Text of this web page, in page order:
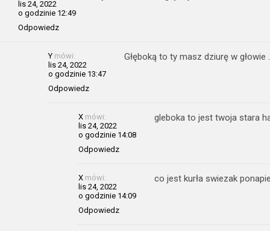
lis 24, 2022
o godzinie 12:49
Odpowiedz
Y mówi:
lis 24, 2022
o godzinie 13:47
Odpowiedz
Głęboką to ty masz dziurę w
X mówi:
lis 24, 2022
o godzinie 14:08
Odpowiedz
gleboka to jest twoja stara
X mówi:
lis 24, 2022
o godzinie 14:09
Odpowiedz
co jest kurła swiezak